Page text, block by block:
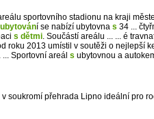
sportovního stadionu na kraji
ubytování se nabízí ubytovna s 34 ...
s dětmi. Součástí areálu ... ... é
roku 2013 umístil v soutěži o nejlepší
Sportovní areál s ubytovnou a
soukromí přehrada Lipno ideální pro